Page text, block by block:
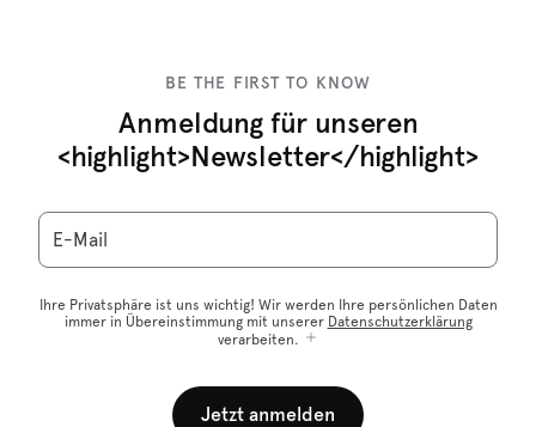
BE THE FIRST TO KNOW
Anmeldung für unseren
<highlight>Newsletter</highlight>
E-Mail
Ihre Privatsphäre ist uns wichtig! Wir werden Ihre persönlichen Daten
immer in Übereinstimmung mit unserer Datenschutzerklärung
verarbeiten.
Jetzt anmelden